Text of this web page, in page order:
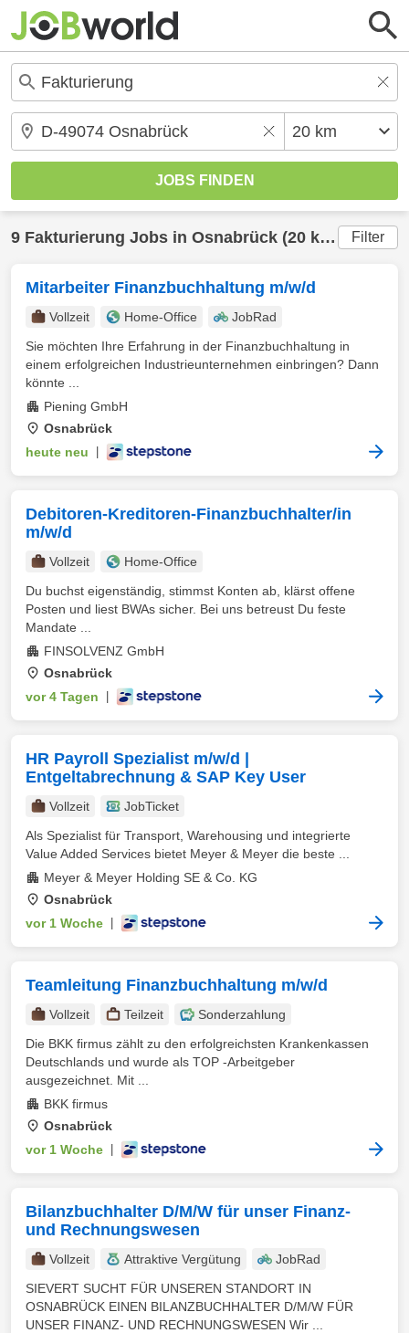
9 Fakturierung Jobs in Osnabrück (20 km) gefunden Filter
Mitarbeiter Finanzbuchhaltung m/w/d
Vollzeit Home-Office
JobRad
Sie möchten Ihre Erfahrung in der Finanzbuchhaltung in
einem erfolgreichen Industrieunternehmen einbringen? Dann
könnte ...
Piening GmbH
Osnabrück
heute neu
Debitoren-Kreditoren-Finanzbuchhalter/in
m/w/d
Vollzeit
Home-Office
Du buchst eigenständig, stimmst Konten ab, klärst offene
Posten und liest BWAs sicher. Bei uns betreust Du feste
Mandate ...
FINSOLVENZ GmbH
Osnabrück
vor 4 Tagen
HR Payroll Spezialist m/w/d |
Entgeltabrechnung & SAP Key User
Vollzeit
JobTicket
Als Spezialist für Transport, Warehousing und integrierte
Value Added Services bietet Meyer & Meyer die beste ...
Meyer & Meyer Holding SE & Co. KG
Osnabrück
vor 1 Woche
Teamleitung Finanzbuchhaltung m/w/d
Vollzeit Teilzeit
Sonderzahlung
Die BKK firmus zählt zu den erfolgreichsten Krankenkassen
Deutschlands und wurde als TOP -Arbeitgeber
ausgezeichnet. Mit ...
BKK firmus
Osnabrück
vor 1 Woche
Bilanzbuchhalter D/M/W für unser Finanz-
und Rechnungswesen
Vollzeit Attraktive Vergütung
JobRad
SIEVERT SUCHT FÜR UNSEREN STANDORT IN
OSNABRÜCK EINEN BILANZBUCHHALTER D/M/W FÜR
UNSER FINANZ- UND RECHNUNGSWESEN Wir ...